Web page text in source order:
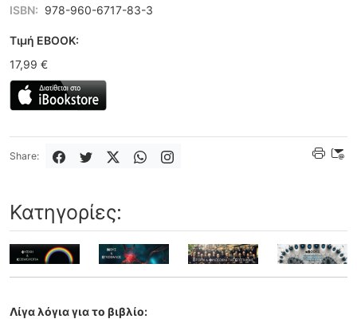
ISBN: 978-960-6717-83-3
Tιμή EBOOK:
17,99 €
Share:
Κατηγορίες:
Λίγα λόγια για το βιβλίο: